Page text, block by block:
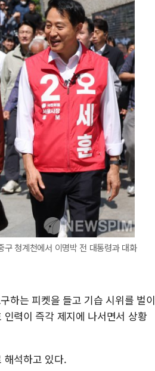
청계천에서 이명박 전 대통령과 대화
하는 피켓을 들고 기습 시위를 벌이
력이 즉각 제지에 나서면서 상황
해석하고 있다.